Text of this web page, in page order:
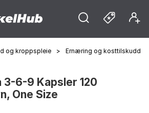
og kroppspleie > Ernæring og kosttilskudd
3-6-9 Kapsler 120
One Size